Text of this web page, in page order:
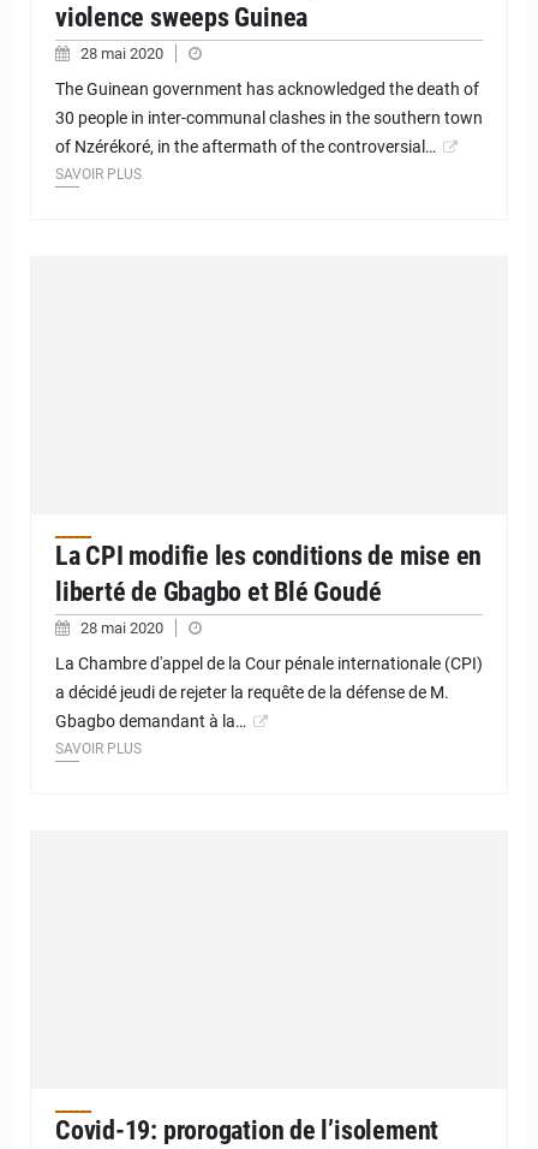
violence sweeps Guinea
28 mai 2020
The Guinean government has acknowledged the death of
30 people in inter-communal clashes in the southern town
of Nzérékoré, in the aftermath of the controversial…
SAVOIR PLUS
La CPI modifie les conditions de mise en
liberté de Gbagbo et Blé Goudé
28 mai 2020
La Chambre d'appel de la Cour pénale internationale (CPI)
a décidé jeudi de rejeter la requête de la défense de M.
Gbagbo demandant à la…
SAVOIR PLUS
Covid-19: prorogation de l’isolement